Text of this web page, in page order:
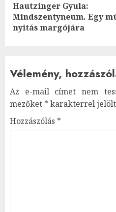
Next
post:
Hautzinger Gyula:
Mindszentyneum. Egy
nyitás margójára
Vélemény,
Az e-mail címet nem
mezőket * karakterrel
Hozzászólás *